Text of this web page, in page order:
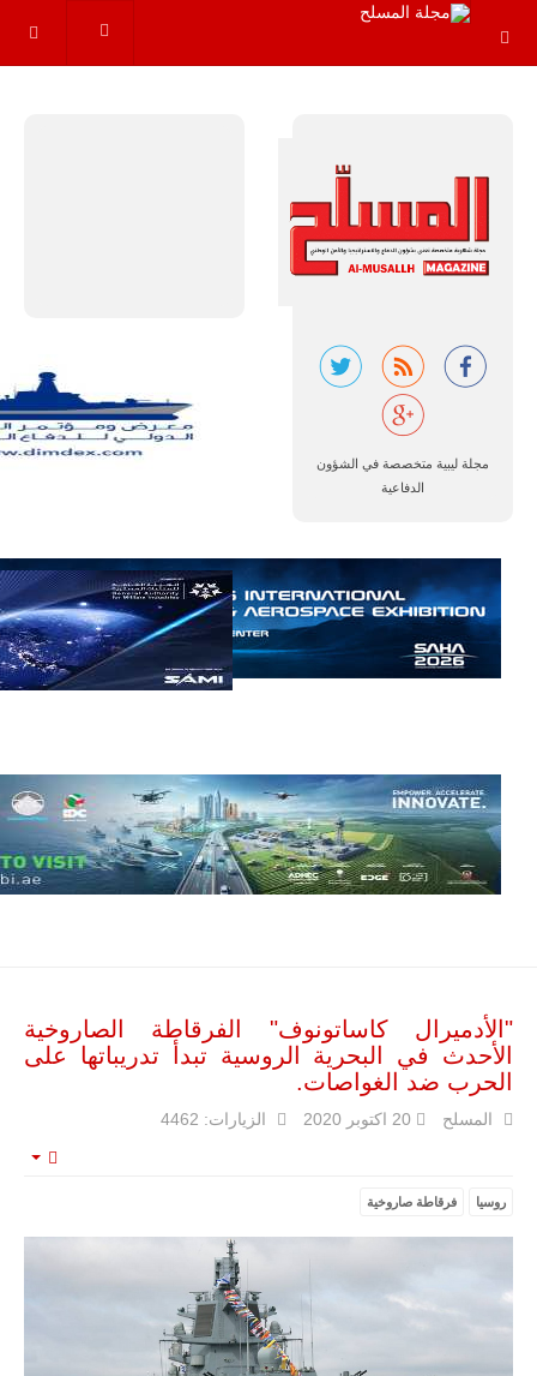
مجلة ليبية متخصصة في الشؤون
الدفاعية
توقعات بتوريد
مالي |
مشاركة
المسيرة
مالي.
مع تصاعد حدة
الحرب الجوية
الروسية في
مالي رُصدت
طائرة أوريون
منطقة الساحل،
فإن الجمع بين
قدرة طائرة
أوريون على
التحليق…
فلينتلوك
بمشاركة
جيوش وقادة
من 30 دولة
بمدينة سرت
الليبية.
"الأدميرال كاساتونوف" الفرقاطة الصاروخية
الأحدث في البحرية الروسية تبدأ تدريباتها على
الحرب ضد الغواصات.
المسلح 20 اكتوبر 2020 الزيارات: 4462
روسيا فرقاطة صاروخية